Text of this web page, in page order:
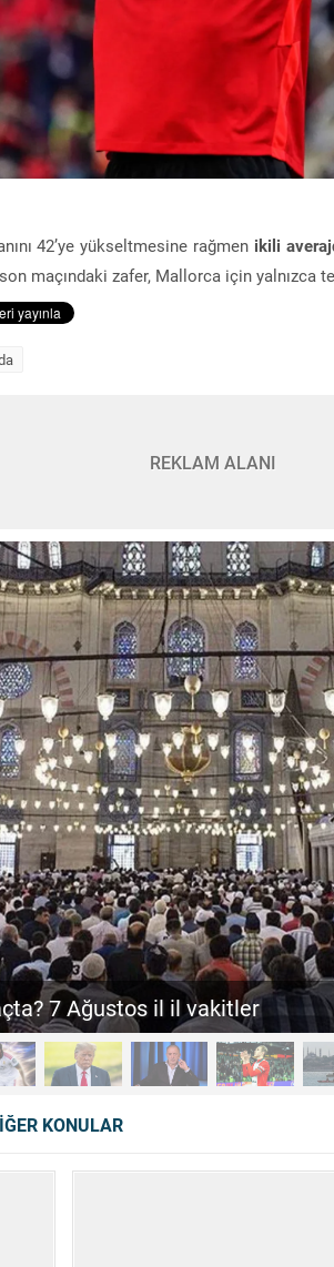
42’ye yükseltmesine rağmen ikili
maçındaki zafer, Mallorca için yalnızca
REKLAM ALANI
sıcaklık %96 nemle birleşiyor:
KONULAR